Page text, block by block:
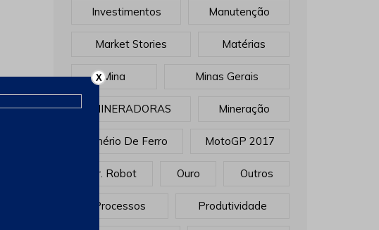
Investimentos Manutenção
Market Stories Matérias
Mina Minas Gerais
MINERADORAS Mineração
Minério De Ferro MotoGP 2017
Mr. Robot Ouro Outros
Processos Produtividade
X